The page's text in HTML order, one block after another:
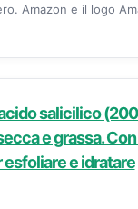
Amazon e il logo
salicilico (200
e grassa.
e idratare